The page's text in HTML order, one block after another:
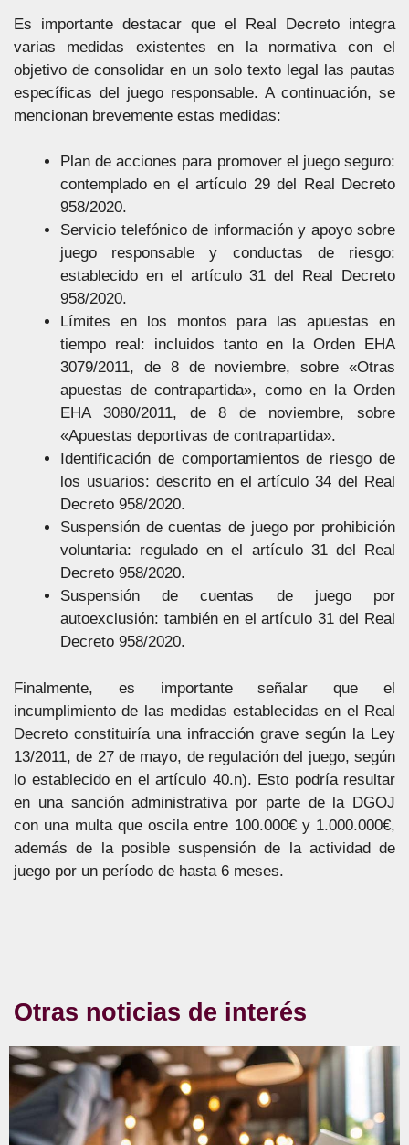
Es importante destacar que el Real Decreto integra
varias medidas existentes en la normativa con el
objetivo de consolidar en un solo texto legal las pautas
específicas del juego responsable. A continuación, se
mencionan brevemente estas medidas:
Plan de acciones para promover el juego seguro:
contemplado en el artículo 29 del Real Decreto
958/2020.
Servicio telefónico de información y apoyo sobre
juego responsable y conductas de riesgo:
establecido en el artículo 31 del Real Decreto
958/2020.
Límites en los montos para las apuestas en
tiempo real: incluidos tanto en la Orden EHA
3079/2011, de 8 de noviembre, sobre «Otras
apuestas de contrapartida», como en la Orden
EHA 3080/2011, de 8 de noviembre, sobre
«Apuestas deportivas de contrapartida».
Identificación de comportamientos de riesgo de
los usuarios: descrito en el artículo 34 del Real
Decreto 958/2020.
Suspensión de cuentas de juego por prohibición
voluntaria: regulado en el artículo 31 del Real
Decreto 958/2020.
Suspensión de cuentas de juego por
autoexclusión: también en el artículo 31 del Real
Decreto 958/2020.
Finalmente, es importante señalar que el
incumplimiento de las medidas establecidas en el Real
Decreto constituiría una infracción grave según la Ley
13/2011, de 27 de mayo, de regulación del juego, según
lo establecido en el artículo 40.n). Esto podría resultar
en una sanción administrativa por parte de la DGOJ
con una multa que oscila entre 100.000€ y 1.000.000€,
además de la posible suspensión de la actividad de
juego por un período de hasta 6 meses.
Otras noticias de interés